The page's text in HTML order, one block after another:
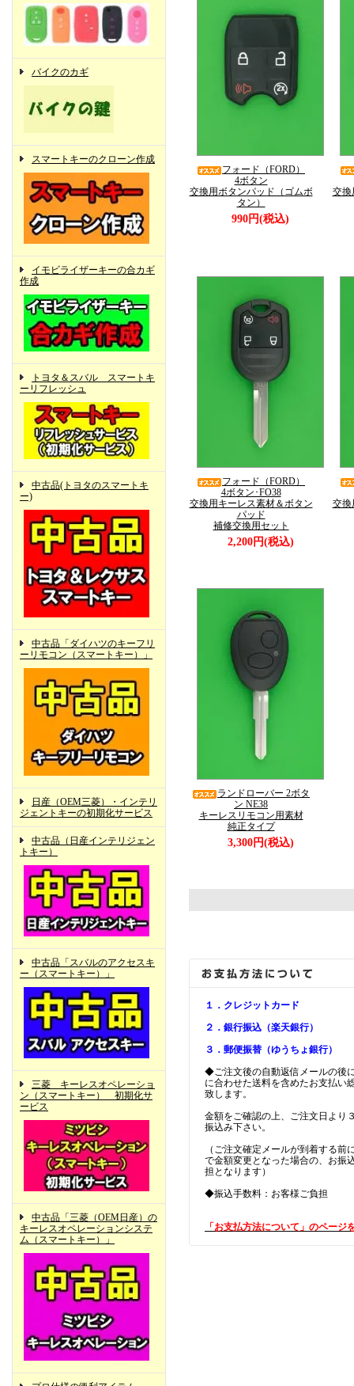
バイクのカギ
スマートキーのクローン作成
イモビライザーキーの合カギ
作成
トヨタ＆スバル スマートキ
ーリフレッシュ
中古品(トヨタのスマートキ
ー)
中古品「ダイハツのキーフリ
ーリモコン（スマートキー）」
日産（OEM三菱）・インテリ
ジェントキーの初期化サービス
中古品（日産インテリジェン
トキー）
中古品「スバルのアクセスキ
ー（スマートキー）」
三菱 キーレスオペレーショ
ン（スマートキー） 初期化サ
ービス
中古品「三菱（OEM日産）の
キーレスオペレーションシステ
ム（スマートキー）」
フォード（FORD）
4ボタン
交換用ボタンパッド（ゴムボ
タン）
990円(税込)
交換
フォード（FORD）
4ボタン･FO38
交換用キーレス素材＆ボタン
パッド
補修交換用セット
2,200円(税込)
交換
ランドローバー 2ボタ
ン NE38
キーレスリモコン用素材
純正タイプ
3,300円(税込)
１．クレジットカード
２．銀行振込（楽天銀行）
３．郵便振替（ゆうちょ銀行）
◆ご注文後の自動返信メールの後
に合わせた送料を含めたお支払い
致します。
金額をご確認の上、ご注文日より
振込み下さい。
（ご注文確定メールが到着する前
で金額変更となった場合の、お振
担となります）
◆振込手数料：お客様ご負担
「お支払方法について」のページ